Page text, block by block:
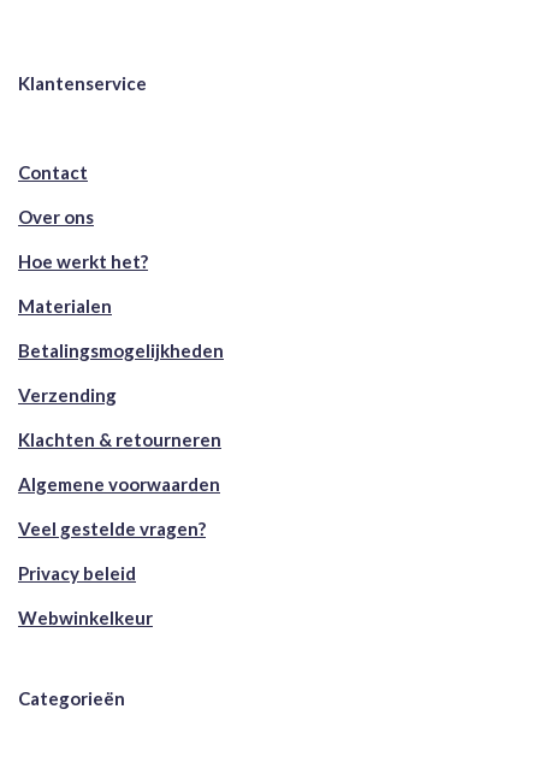
Klantenservice
Contact
Over ons
Hoe werkt het?
Materialen
Betalingsmogelijkheden
Verzending
Klachten & retourneren
Algemene voorwaarden
Veel gestelde vragen?
Privacy beleid
Webwinkelkeur
Categorieën